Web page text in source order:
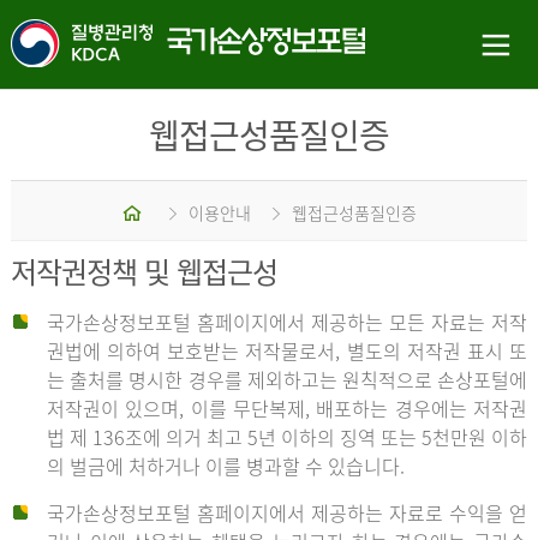
웹접근성품질인증
홈 이용안내 웹접근성품질인증
저작권정책 및 웹접근성
국가손상정보포털 홈페이지에서 제공하는 모든 자료는 저작
권법에 의하여 보호받는 저작물로서, 별도의 저작권 표시 또
는 출처를 명시한 경우를 제외하고는 원칙적으로 손상포털에
저작권이 있으며, 이를 무단복제, 배포하는 경우에는 저작권
법 제 136조에 의거 최고 5년 이하의 징역 또는 5천만원 이하
의 벌금에 처하거나 이를 병과할 수 있습니다.
국가손상정보포털 홈페이지에서 제공하는 자료로 수익을 얻